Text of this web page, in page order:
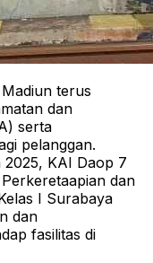
terus
dan
serta
pelanggan.
KAI Daop 7
dan
I Surabaya
dan
fasilitas di